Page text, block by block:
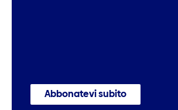
Abbonatevi subito